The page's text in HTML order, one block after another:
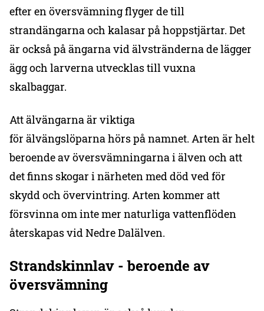
efter en översvämning flyger de till
strandängarna och kalasar på hoppstjärtar. Det
är också på ängarna vid älvstränderna de lägger
ägg och larverna utvecklas till vuxna
skalbaggar.
Att älvängarna är viktiga
för älvängslöparna hörs på namnet. Arten är helt
beroende av översvämningarna i älven och att
det finns skogar i närheten med död ved för
skydd och övervintring. Arten kommer att
försvinna om inte mer naturliga vattenflöden
återskapas vid Nedre Dalälven.
Strandskinnlav - beroende av
översvämning